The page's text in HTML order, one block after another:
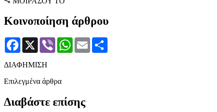
Κοινοποίηση άρθρου
Facebook
X Viber WhatsApp
Email
ΔΙΑΦΗΜΙΣΗ
Επιλεγμένα άρθρα
Διαβάστε επίσης